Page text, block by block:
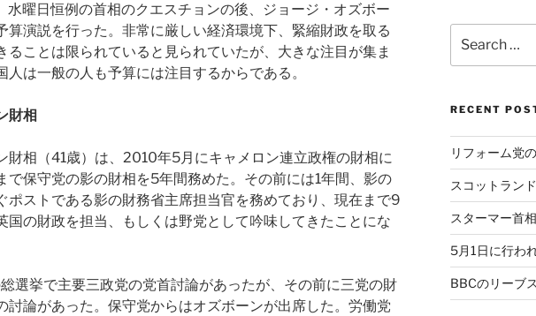
水曜日恒例の首相のクエスチョンの後、ジョージ・オズボー
算演説を行った。非常に厳しい経済環境下、緊縮財政を取る
ることは限られていると見られていたが、大きな注目が集ま
人は一般の人も予算には注目するからである。
財相
財相（41歳）は、2010年5月にキャメロン連立政権の財相に
で保守党の影の財相を5年間務めた。その前には1年間、影の
ポストである影の財務省主席担当官を務めており、現在まで9
国の財政を担当、もしくは野党として吟味してきたことにな
選挙で主要三政党の党首討論があったが、その前に三党の財
討論があった。保守党からはオズボーンが出席した。労働党
for:
RECENT
リフォーム党
スコットラン
スターマー首
5月1日に行わ
BBCのリーブ